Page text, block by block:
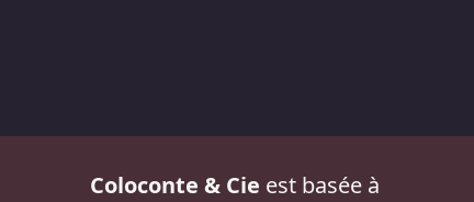
Coloconte & Cie est basée à